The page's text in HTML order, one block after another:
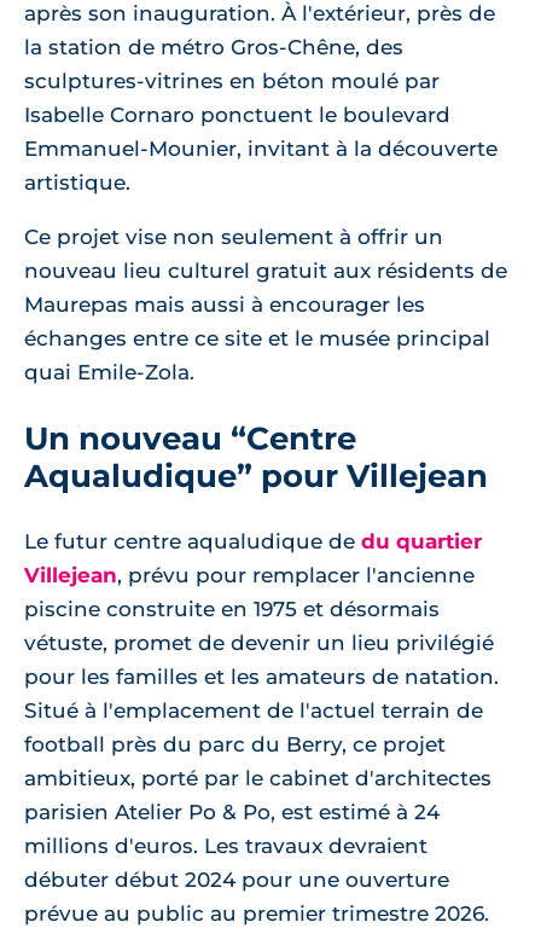
après son inauguration. À l'extérieur, près de
la station de métro Gros-Chêne, des
sculptures-vitrines en béton moulé par
Isabelle Cornaro ponctuent le boulevard
Emmanuel-Mounier, invitant à la découverte
artistique.
Ce projet vise non seulement à offrir un
nouveau lieu culturel gratuit aux résidents de
Maurepas mais aussi à encourager les
échanges entre ce site et le musée principal
quai Emile-Zola.
Un nouveau “Centre
Aqualudique” pour Villejean
Le futur centre aqualudique de du quartier
Villejean, prévu pour remplacer l'ancienne
piscine construite en 1975 et désormais
vétuste, promet de devenir un lieu privilégié
pour les familles et les amateurs de natation.
Situé à l'emplacement de l'actuel terrain de
football près du parc du Berry, ce projet
ambitieux, porté par le cabinet d'architectes
parisien Atelier Po & Po, est estimé à 24
millions d'euros. Les travaux devraient
débuter début 2024 pour une ouverture
prévue au public au premier trimestre 2026.